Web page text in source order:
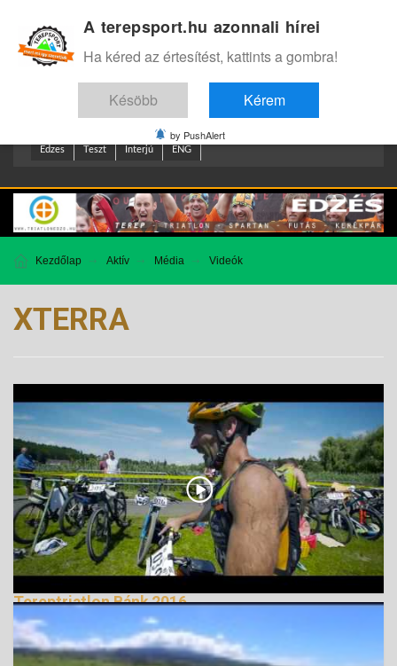
Edzes Teszt Interjú ENG
Kezdőlap Aktív Média Videók
XTERRA
Tereptriatlon Bánk 2016
179802 Nézetek
A terepsport.hu azonnali hírei
Ha kéred az értesítést, kattints a gombra!
Késöbb Kérem
by PushAlert